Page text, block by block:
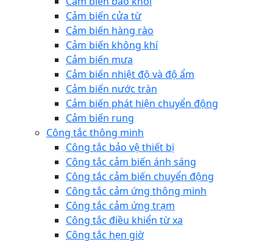
Cảm biến cửa từ
Cảm biến hàng rào
Cảm biến không khí
Cảm biến mưa
Cảm biến nhiệt độ và độ ẩm
Cảm biến nước tràn
Cảm biến phát hiện chuyển động
Cảm biến rung
Công tắc thông minh
Công tắc bảo vệ thiết bị
Công tắc cảm biến ánh sáng
Công tắc cảm biến chuyển động
Công tắc cảm ứng thông minh
Công tắc cảm ứng trạm
Công tắc điều khiển từ xa
Công tắc hẹn giờ